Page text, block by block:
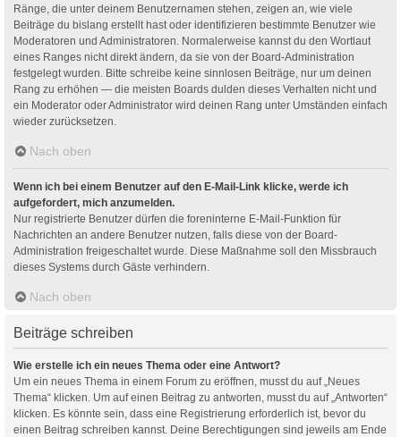
Ränge, die unter deinem Benutzernamen stehen, zeigen an, wie viele
Beiträge du bislang erstellt hast oder identifizieren bestimmte Benutzer wie
Moderatoren und Administratoren. Normalerweise kannst du den Wortlaut
eines Ranges nicht direkt ändern, da sie von der Board-Administration
festgelegt wurden. Bitte schreibe keine sinnlosen Beiträge, nur um deinen
Rang zu erhöhen — die meisten Boards dulden dieses Verhalten nicht und
ein Moderator oder Administrator wird deinen Rang unter Umständen einfach
wieder zurücksetzen.
Nach oben
Wenn ich bei einem Benutzer auf den E-Mail-Link klicke, werde ich
aufgefordert, mich anzumelden.
Nur registrierte Benutzer dürfen die foreninterne E-Mail-Funktion für
Nachrichten an andere Benutzer nutzen, falls diese von der Board-
Administration freigeschaltet wurde. Diese Maßnahme soll den Missbrauch
dieses Systems durch Gäste verhindern.
Nach oben
Beiträge schreiben
Wie erstelle ich ein neues Thema oder eine Antwort?
Um ein neues Thema in einem Forum zu eröffnen, musst du auf „Neues
Thema“ klicken. Um auf einen Beitrag zu antworten, musst du auf „Antworten“
klicken. Es könnte sein, dass eine Registrierung erforderlich ist, bevor du
einen Beitrag schreiben kannst. Deine Berechtigungen sind jeweils am Ende